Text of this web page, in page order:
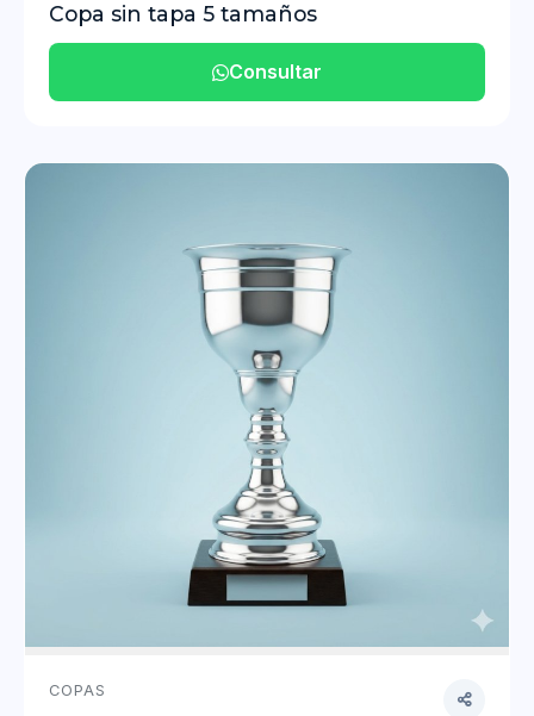
Copa sin tapa 5 tamaños
Consultar
COPAS